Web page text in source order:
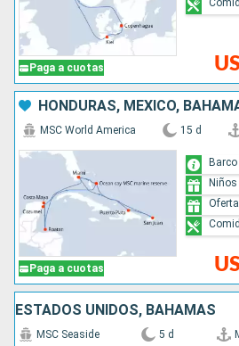
Paga a cuotas
Paga a cuotas
MSC World America 15 d
ESTADOS UNIDOS, BAHAMAS
MSC Seaside 5 d